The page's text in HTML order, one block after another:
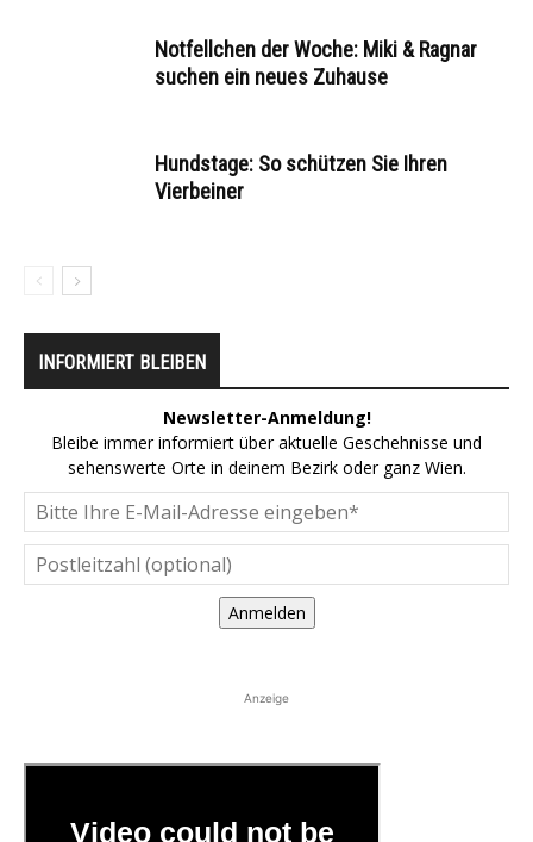
Notfellchen der Woche: Miki & Ragnar
suchen ein neues Zuhause
Hundstage: So schützen Sie Ihren
Vierbeiner
INFORMIERT BLEIBEN
Newsletter-Anmeldung!
Bleibe immer informiert über aktuelle Geschehnisse und
sehenswerte Orte in deinem Bezirk oder ganz Wien.
Anmelden
Anzeige